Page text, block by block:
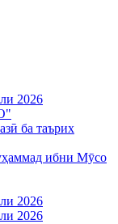
2026
ба таърих
ибни Мӯсо
2026
2026